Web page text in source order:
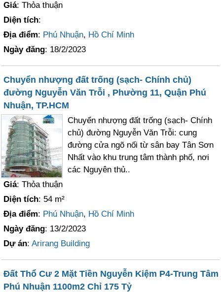
Giá: Thỏa thuận
Diện tích:
Địa điểm: Phú Nhuận, Hồ Chí Minh
Ngày đăng: 18/2/2023
Chuyển nhượng đất trống (sạch- Chính chủ)
đường Nguyễn Văn Trỗi , Phường 11, Quận Phú
Nhuận, TP.HCM
Chuyển nhượng đất trống (sạch- Chính
chủ) đường Nguyễn Văn Trỗi: cung
đường cửa ngõ nối từ sân bay Tân Sơn
Nhất vào khu trung tâm thành phố, nơi
các Nguyên thủ..
Giá: Thỏa thuận
Diện tích: 54 m²
Địa điểm: Phú Nhuận, Hồ Chí Minh
Ngày đăng: 13/2/2023
Dự án:Arirang Building
Đất Thổ Cư 2 Mặt Tiền Nguyễn Kiệm P4-Trung Tâm
Phú Nhuận 1100m2 Chỉ 175 Tỷ